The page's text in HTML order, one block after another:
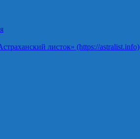
листок» (https://astralist.info)